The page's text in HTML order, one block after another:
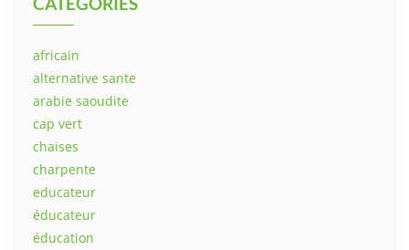
africain
alternative sante
arabie saoudite
cap vert
chaises
charpente
educateur
éducateur
éducation